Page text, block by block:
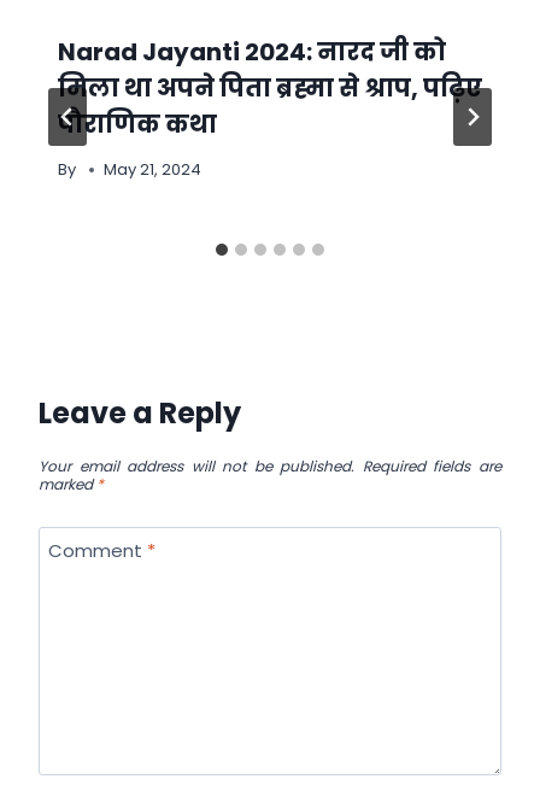
Narad Jayanti 2024: नारद जी को
मिला था अपने पिता ब्रह्मा से श्राप, पढ़िए
पौराणिक कथा
By May 21, 2024
Leave a Reply
Your email address will not be published. Required fields are
marked*
Comment *